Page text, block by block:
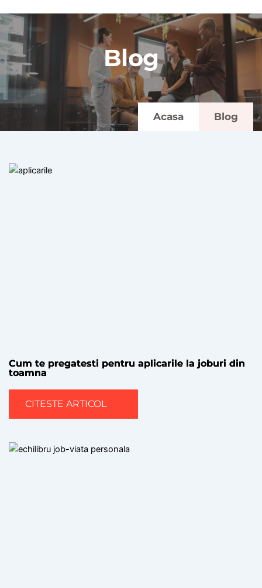
Blog
Acasa Blog
Cum te pregatesti pentru aplicarile la joburi din
toamna
CITESTE ARTICOL